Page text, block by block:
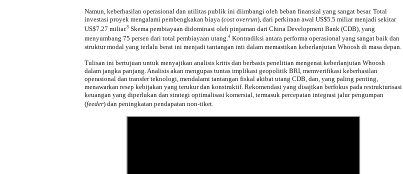
Namun, keberhasilan operasional dan utilitas publik ini diimbangi oleh beban finansial yang sangat besar. Total
investasi proyek mengalami pembengkakan biaya (cost overrun), dari perkiraan awal US$5.5 miliar menjadi sekitar
US$7.27 miliar.8 Skema pembiayaan didominasi oleh pinjaman dari China Development Bank (CDB), yang
menyumbang 75 persen dari total pembiayaan utang.4 Kontradiksi antara performa operasional yang sangat baik dan
struktur modal yang terlalu berat ini menjadi tantangan inti dalam memastikan keberlanjutan Whoosh di masa depan.
Tulisan ini bertujuan untuk menyajikan analisis kritis dan berbasis penelitian mengenai keberlanjutan Whoosh
dalam jangka panjang. Analisis akan mengupas tuntas implikasi geopolitik BRI, memverifikasi keberhasilan
operasional dan transfer teknologi, mendalami tantangan fiskal akibat utang CDB, dan, yang paling penting,
menawarkan resep kebijakan yang terukur dan konstruktif. Rekomendasi yang disajikan berfokus pada restrukturisasi
keuangan yang diperlukan dan strategi optimalisasi komersial, termasuk percepatan integrasi jalur pengumpan
(feeder) dan peningkatan pendapatan non-tiket.